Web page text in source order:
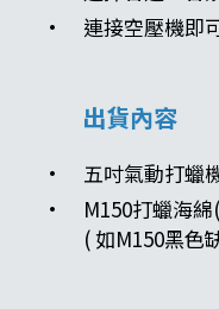
連接空壓機即
出貨內容
五吋氣動打蠟
M150打蠟海
( 如M150黑色